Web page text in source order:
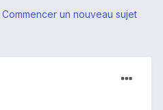
Commencer un nouveau sujet